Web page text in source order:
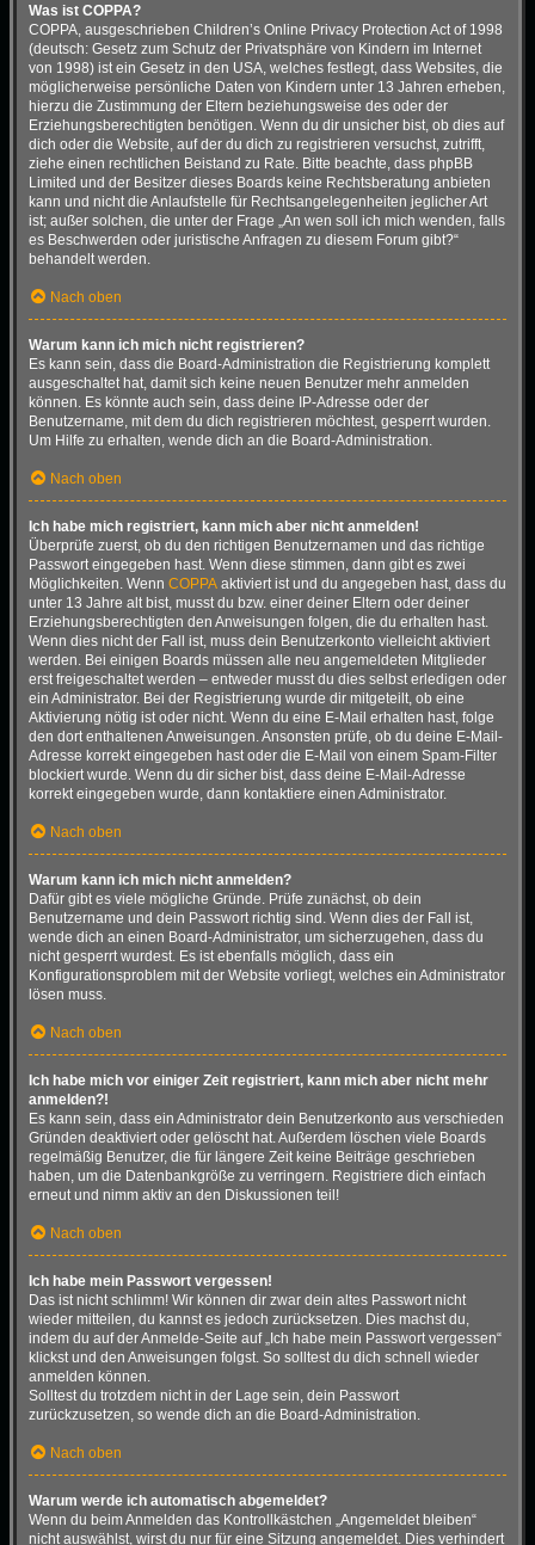
Was ist COPPA?
COPPA, ausgeschrieben Children’s Online Privacy Protection Act of 1998
(deutsch: Gesetz zum Schutz der Privatsphäre von Kindern im Internet
von 1998) ist ein Gesetz in den USA, welches festlegt, dass Websites, die
möglicherweise persönliche Daten von Kindern unter 13 Jahren erheben,
hierzu die Zustimmung der Eltern beziehungsweise des oder der
Erziehungsberechtigten benötigen. Wenn du dir unsicher bist, ob dies auf
dich oder die Website, auf der du dich zu registrieren versuchst, zutrifft,
ziehe einen rechtlichen Beistand zu Rate. Bitte beachte, dass phpBB
Limited und der Besitzer dieses Boards keine Rechtsberatung anbieten
kann und nicht die Anlaufstelle für Rechtsangelegenheiten jeglicher Art
ist; außer solchen, die unter der Frage „An wen soll ich mich wenden, falls
es Beschwerden oder juristische Anfragen zu diesem Forum gibt?“
behandelt werden.
Nach oben
Warum kann ich mich nicht registrieren?
Es kann sein, dass die Board-Administration die Registrierung komplett
ausgeschaltet hat, damit sich keine neuen Benutzer mehr anmelden
können. Es könnte auch sein, dass deine IP-Adresse oder der
Benutzername, mit dem du dich registrieren möchtest, gesperrt wurden.
Um Hilfe zu erhalten, wende dich an die Board-Administration.
Nach oben
Ich habe mich registriert, kann mich aber nicht anmelden!
Überprüfe zuerst, ob du den richtigen Benutzernamen und das richtige
Passwort eingegeben hast. Wenn diese stimmen, dann gibt es zwei
Möglichkeiten. Wenn COPPA aktiviert ist und du angegeben hast, dass du
unter 13 Jahre alt bist, musst du bzw. einer deiner Eltern oder deiner
Erziehungsberechtigten den Anweisungen folgen, die du erhalten hast.
Wenn dies nicht der Fall ist, muss dein Benutzerkonto vielleicht aktiviert
werden. Bei einigen Boards müssen alle neu angemeldeten Mitglieder
erst freigeschaltet werden – entweder musst du dies selbst erledigen oder
ein Administrator. Bei der Registrierung wurde dir mitgeteilt, ob eine
Aktivierung nötig ist oder nicht. Wenn du eine E-Mail erhalten hast, folge
den dort enthaltenen Anweisungen. Ansonsten prüfe, ob du deine E-Mail-
Adresse korrekt eingegeben hast oder die E-Mail von einem Spam-Filter
blockiert wurde. Wenn du dir sicher bist, dass deine E-Mail-Adresse
korrekt eingegeben wurde, dann kontaktiere einen Administrator.
Nach oben
Warum kann ich mich nicht anmelden?
Dafür gibt es viele mögliche Gründe. Prüfe zunächst, ob dein
Benutzername und dein Passwort richtig sind. Wenn dies der Fall ist,
wende dich an einen Board-Administrator, um sicherzugehen, dass du
nicht gesperrt wurdest. Es ist ebenfalls möglich, dass ein
Konfigurationsproblem mit der Website vorliegt, welches ein Administrator
lösen muss.
Nach oben
Ich habe mich vor einiger Zeit registriert, kann mich aber nicht mehr
anmelden?!
Es kann sein, dass ein Administrator dein Benutzerkonto aus verschieden
Gründen deaktiviert oder gelöscht hat. Außerdem löschen viele Boards
regelmäßig Benutzer, die für längere Zeit keine Beiträge geschrieben
haben, um die Datenbankgröße zu verringern. Registriere dich einfach
erneut und nimm aktiv an den Diskussionen teil!
Nach oben
Ich habe mein Passwort vergessen!
Das ist nicht schlimm! Wir können dir zwar dein altes Passwort nicht
wieder mitteilen, du kannst es jedoch zurücksetzen. Dies machst du,
indem du auf der Anmelde-Seite auf „Ich habe mein Passwort vergessen“
klickst und den Anweisungen folgst. So solltest du dich schnell wieder
anmelden können.
Solltest du trotzdem nicht in der Lage sein, dein Passwort
zurückzusetzen, so wende dich an die Board-Administration.
Nach oben
Warum werde ich automatisch abgemeldet?
Wenn du beim Anmelden das Kontrollkästchen „Angemeldet bleiben“
nicht auswählst, wirst du nur für eine Sitzung angemeldet. Dies verhindert